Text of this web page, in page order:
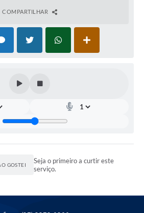
COMPARTILHAR
GOSTEI
Seja o primeiro a curtir este
serviço.